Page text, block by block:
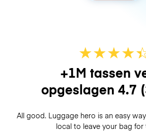
★★★★
+1M tassen
opgeslagen 4.7
All good. Luggage hero is an easy
local to leave your bag for